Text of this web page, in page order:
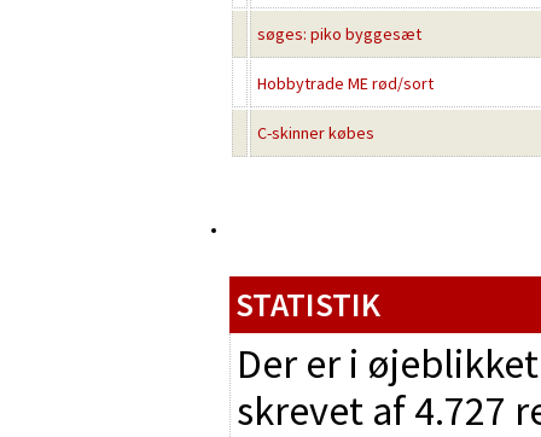
søges: piko byggesæt
Hobbytrade ME rød/sort
C-skinner købes
STATISTIK
Der er i
skrevet af 4.727